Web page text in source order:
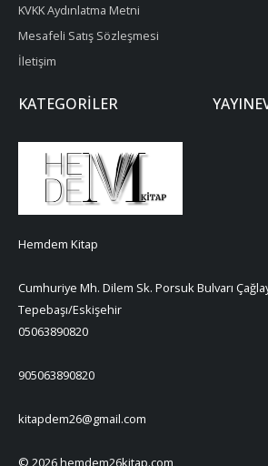
KVKK Aydınlatma Metni
Mesafeli Satış Sözleşmesi
İletişim
KATEGORILER
Hemdem Kitap
Cumhuriye Mh. Dilem Sk. Porsuk Bulvarı
Tepebaşı/Eskişehir
05063890820
905063890820
kitapdem26@gmail.com
© 2026 hemdem26kitap.com